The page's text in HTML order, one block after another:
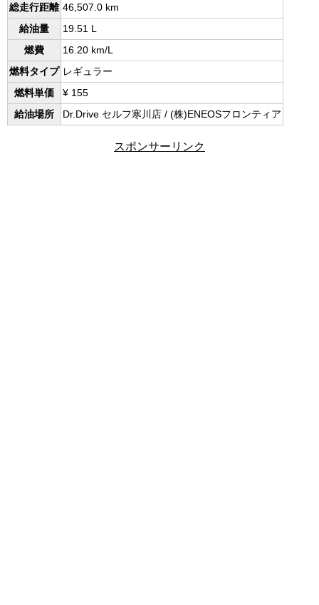
総走行距離 46,507.0 km
給油量
19.51 L
燃費
16.20 km/L
燃料タイプ レギュラー
燃料単価
¥ 155
給油場所
Dr.Drive セルフ寒川店 / (株)ENEOSフロンティア
スポンサーリンク